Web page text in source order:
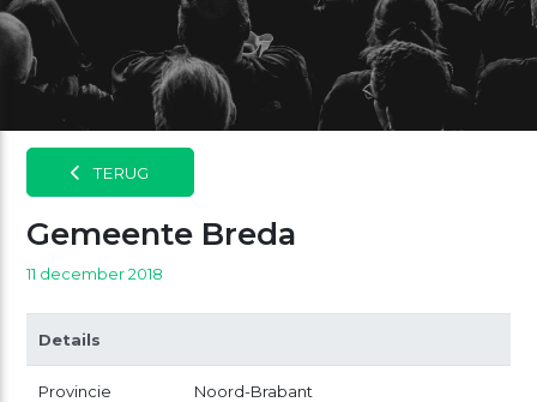
TERUG
Gemeente Breda
11 december 2018
Details
Provincie Noord-Brabant